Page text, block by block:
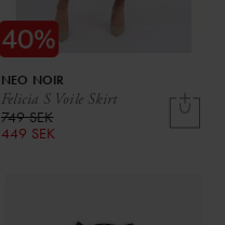
Felicia S Voile Skirt
NEO NOIR
749 SEK
449 SEK